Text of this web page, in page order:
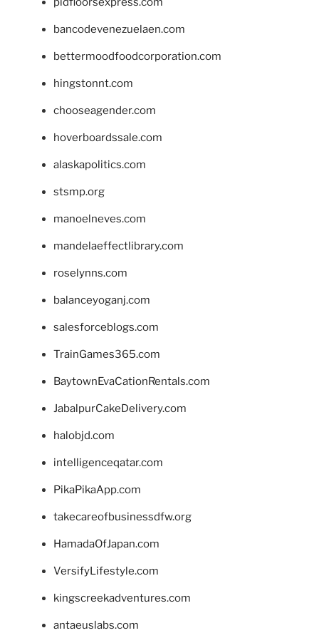
bancodevenezuelaen.com
bettermoodfoodcorporation.com
hingstonnt.com
chooseagender.com
hoverboardssale.com
alaskapolitics.com
stsmp.org
manoelneves.com
mandelaeffectlibrary.com
roselynns.com
balanceyoganj.com
salesforceblogs.com
TrainGames365.com
BaytownEvaCationRentals.com
JabalpurCakeDelivery.com
halobjd.com
intelligenceqatar.com
PikaPikaApp.com
takecareofbusinessdfw.org
HamadaOfJapan.com
VersifyLifestyle.com
kingscreekadventures.com
antaeuslabs.com